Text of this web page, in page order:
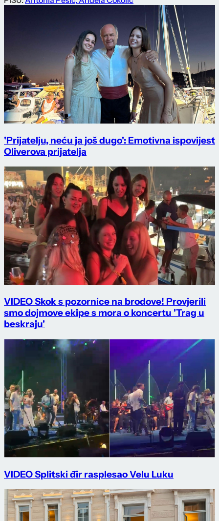
'Prijatelju, neću ja još dugo': Emotivna ispovijest
Oliverova prijatelja
VIDEO Skok s pozornice na brodove! Provjerili
smo dojmove ekipe s mora o koncertu 'Trag u
beskraju'
VIDEO Splitski đir rasplesao Velu Luku